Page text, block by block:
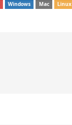
Windows Mac Linux